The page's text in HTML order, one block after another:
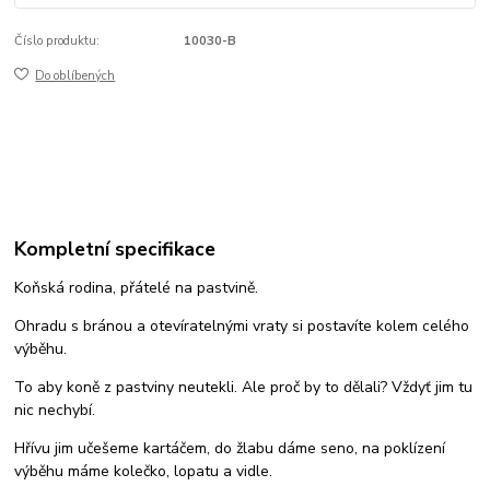
Číslo produktu: 10030-B
Do oblíbených
Kompletní specifikace
Koňská rodina, přátelé na pastvině.
Ohradu s bránou a otevíratelnými vraty si postavíte kolem celého
výběhu.
To aby koně z pastviny neutekli. Ale proč by to dělali? Vždyť jim tu
nic nechybí.
Hřívu jim učešeme kartáčem, do žlabu dáme seno, na poklízení
výběhu máme kolečko, lopatu a vidle.